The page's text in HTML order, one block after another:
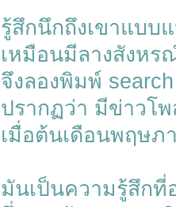
รู้สึกนึกถึงเขาแบบ
เหมือนมีลางสังหร
จึงลองพิมพ์
ปรากฏว่า มีข่าวโพ
เมื่อต้นเดือนพฤษภ
มันเป็นความรู้สึกที่